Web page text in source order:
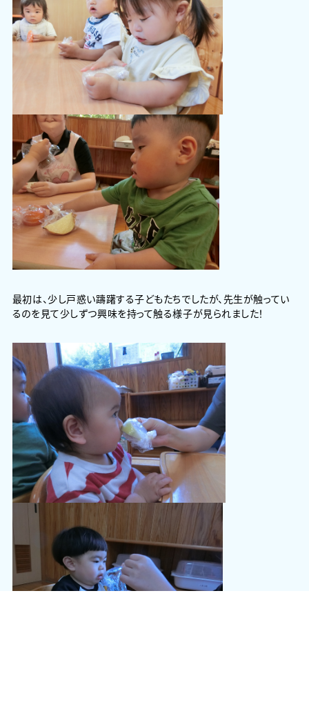
最初は、少し戸惑い躊躇する子どもたちでしたが、先生が触ってい
るのを見て少しずつ興味を持って触る様子が見られました！